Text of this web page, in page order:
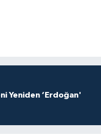
Yeniden ‘Erdoğan'